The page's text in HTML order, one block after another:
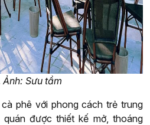
Sưu tầm
phê với phong cách trẻ trung
được thiết kế mở, thoáng